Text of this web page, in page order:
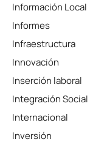
Información Local
Informes
Infraestructura
Innovación
Inserción laboral
Integración Social
Internacional
Inversión